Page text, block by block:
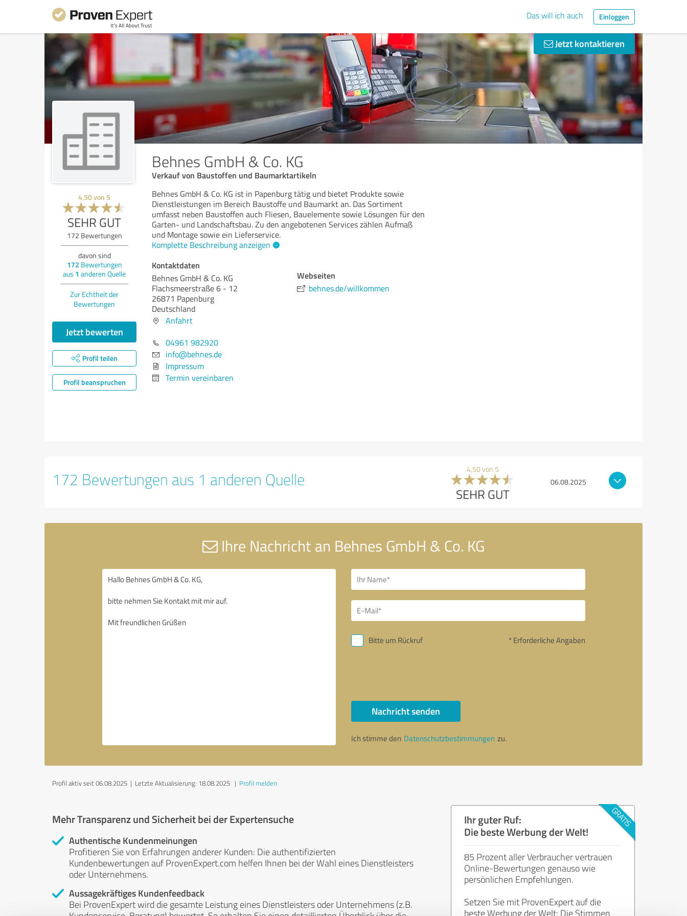
Das will ich auch Einloggen
Jetzt kontaktieren
Behnes GmbH & Co. KG
Verkauf von Baustoffen und Baumarktartikeln
4,50von 5
SEHR GUT
172 Bewertungen
davon sind
172 Bewertungen
aus 1 anderen Quelle
Zur Echtheit der
Bewertungen
Jetzt bewerten
Profil teilen
Profil beanspruchen
Behnes GmbH & Co. KG ist in Papenburg tätig und bietet Produkte sowie
Dienstleistungen im Bereich Baustoffe und Baumarkt an. Das Sortiment
umfasst neben Baustoffen auch Fliesen, Bauelemente sowie Lösungen für den
Garten- und Landschaftsbau. Zu den angebotenen Services zählen Aufmaß
und Montage sowie ein Lieferservice.
Komplette Beschreibung anzeigen
Kontaktdaten
Behnes GmbH & Co. KG
Flachsmeerstraße 6 - 12
26871 Papenburg
Deutschland
Anfahrt
04961 982920
info@behnes.de
Impressum
Termin vereinbaren
Webseiten
behnes.de/willkommen
172 Bewertungen aus 1 anderen Quelle 4,50 von 5
SEHR GUT
06.08.2025
Ihre Nachricht an Behnes GmbH & Co. KG
Bitte um Rückruf * Erforderliche Angaben
Nachricht senden
Ich stimme den Datenschutzbestimmungen zu.
Profil aktiv seit 06.08.2025 | Letzte Aktualisierung: 18.08.2025 | Profil melden
Mehr Transparenz und Sicherheit bei der Expertensuche
Authentische Kundenmeinungen
Profitieren Sie von Erfahrungen anderer Kunden: Die authentifizierten
Kundenbewertungen auf ProvenExpert.com helfen Ihnen bei der Wahl eines Dienstleisters
oder Unternehmens.
Aussagekräftiges Kundenfeedback
Bei ProvenExpert wird die gesamte Leistung eines Dienstleisters oder Unternehmens (z.B.
Ihr guter Ruf:
Die beste Werbung der Welt!
85 Prozent aller Verbraucher vertrauen
Online-Bewertungen genauso wie
persönlichen Empfehlungen.
Setzen Sie mit ProvenExpert auf die
beste Werbung der Welt: Die Stimmen